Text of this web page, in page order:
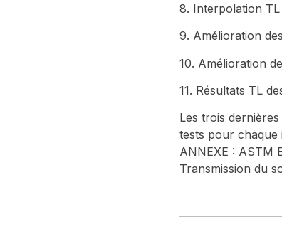
8. Interpolation
9. Amélioration
10. Amélioration
11. Résultats TL
Les trois
tests pour chaque
ANNEXE : ASTM
Transmission du